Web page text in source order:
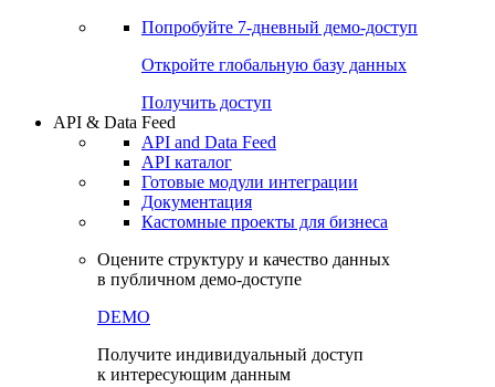
Попробуйте 7-дневный демо-доступ
Откройте глобальную базу данных
Получить доступ
API & Data Feed
API and Data Feed
API каталог
Готовые модули интеграции
Документация
Кастомные проекты для бизнеса
Оцените структуру и качество данных
в публичном демо-доступе
DEMO
Получите индивидуальный доступ
к интересующим данным